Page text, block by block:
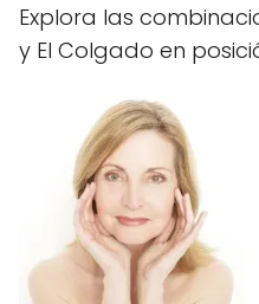
Explora las
y El Colgado en